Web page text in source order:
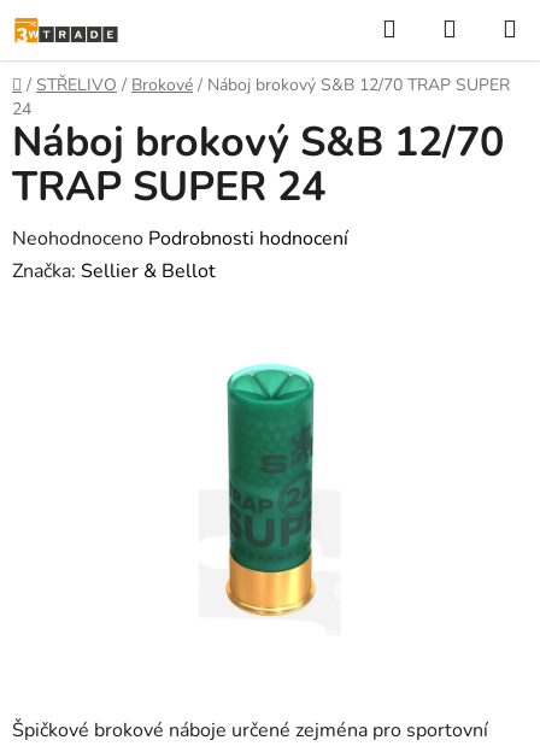
Přejít
na
obsah
Hledat
KOŠÍK
Domů
/ STŘELIVO / Brokové / Náboj brokový S&B 12/70 TRAP SUPER
24
Špičkové brokové náboje určené zejména pro sportovní
Náboj brokový S&B 12/70
TRAP SUPER 24
Průměrné
hodnocení
Neohodnoceno Podrobnosti hodnocení
Značka: Sellier & Bellot